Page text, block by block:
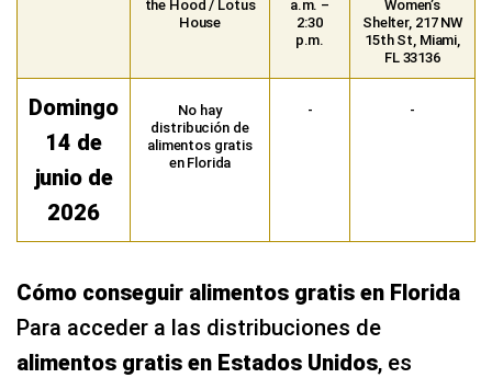
the Hood / Lotus
House
a.m. –
2:30
p.m.
Women’s
Shelter, 217 NW
15th St, Miami,
FL 33136
Domingo
14 de
junio de
2026
No hay
distribución de
alimentos gratis
en Florida
- -
Cómo conseguir alimentos gratis en Florida
Para acceder a las distribuciones de
alimentos gratis en Estados Unidos, es